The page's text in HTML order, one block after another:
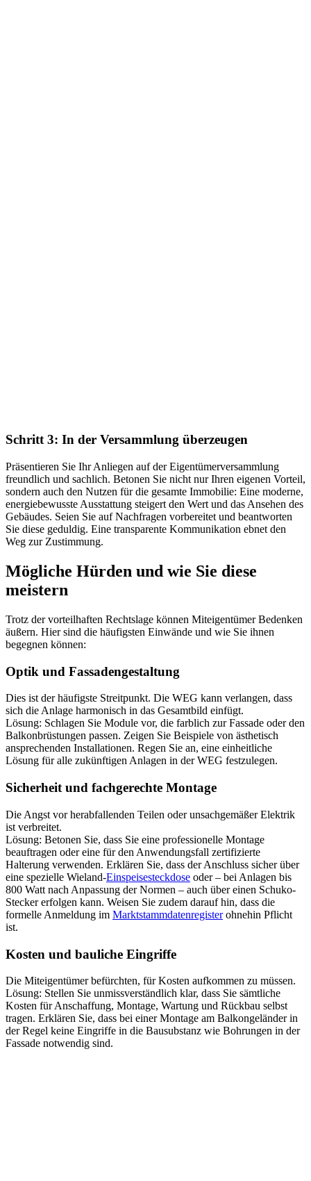
Schritt 3: In der Versammlung überzeugen
Präsentieren Sie Ihr Anliegen auf der Eigentümerversammlung
freundlich und sachlich. Betonen Sie nicht nur Ihren eigenen Vorteil,
sondern auch den Nutzen für die gesamte Immobilie: Eine moderne,
energiebewusste Ausstattung steigert den Wert und das Ansehen des
Gebäudes. Seien Sie auf Nachfragen vorbereitet und beantworten
Sie diese geduldig. Eine transparente Kommunikation ebnet den
Weg zur Zustimmung.
Mögliche Hürden und wie Sie diese
meistern
Trotz der vorteilhaften Rechtslage können Miteigentümer Bedenken
äußern. Hier sind die häufigsten Einwände und wie Sie ihnen
begegnen können:
Optik und Fassadengestaltung
Dies ist der häufigste Streitpunkt. Die WEG kann verlangen, dass
sich die Anlage harmonisch in das Gesamtbild einfügt.
Lösung: Schlagen Sie Module vor, die farblich zur Fassade oder den
Balkonbrüstungen passen. Zeigen Sie Beispiele von ästhetisch
ansprechenden Installationen. Regen Sie an, eine einheitliche
Lösung für alle zukünftigen Anlagen in der WEG festzulegen.
Sicherheit und fachgerechte Montage
Die Angst vor herabfallenden Teilen oder unsachgemäßer Elektrik
ist verbreitet.
Lösung: Betonen Sie, dass Sie eine professionelle Montage
beauftragen oder eine für den Anwendungsfall zertifizierte
Halterung verwenden. Erklären Sie, dass der Anschluss sicher über
eine spezielle Wieland-Einspeisesteckdose oder – bei Anlagen bis
800 Watt nach Anpassung der Normen – auch über einen Schuko-
Stecker erfolgen kann. Weisen Sie zudem darauf hin, dass die
formelle Anmeldung im Marktstammdatenregisterohnehin Pflicht
ist.
Kosten und bauliche Eingriffe
Die Miteigentümer befürchten, für Kosten aufkommen zu müssen.
Lösung: Stellen Sie unmissverständlich klar, dass Sie sämtliche
Kosten für Anschaffung, Montage, Wartung und Rückbau selbst
tragen. Erklären Sie, dass bei einer Montage am Balkongeländer in
der Regel keine Eingriffe in die Bausubstanz wie Bohrungen in der
Fassade notwendig sind.